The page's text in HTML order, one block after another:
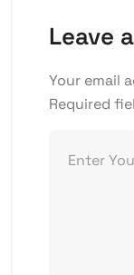
Leave
Your email
Required